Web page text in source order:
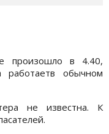
произошло в 4.40,
работаетв обычном
не известна. К